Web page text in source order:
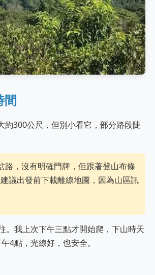
間
300公尺，但別小看它，部分路段陡
路，沒有明確門牌，但跟著登山布條
議出發前下載離線地圖，因為山區訊
。我上次下午三點才開始爬，下山時天
4點，光線好，也安全。